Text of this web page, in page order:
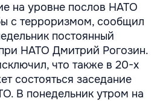
на уровне послов НАТО
с терроризмом, сообщил
постоянный
НАТО Дмитрий Рогозин.
что также в 20-х
состояться заседание
В понедельник утром на